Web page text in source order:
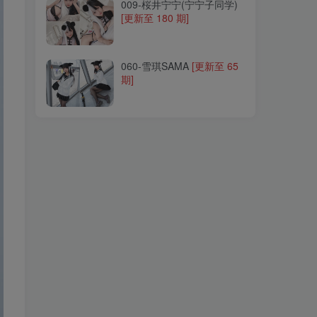
060-雪琪SAMA
009-桜井宁宁(宁宁子同学)
[更新至 180 期]
060-雪琪SAMA [更新至 65
期]